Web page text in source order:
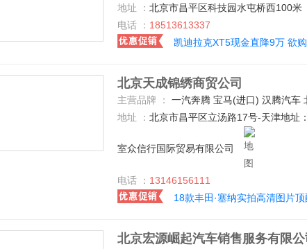
地址 ： 北京市昌平区科技园水屯桥西100米
电话 ： 18513613337
凯迪拉克XT5现金直降9万 欲
北京天成锦绣商贸公司
主营品牌 ：
一汽奔腾 宝马(进口) 汉腾汽车 北京汽车 林肯 GMC 红旗 华颂 玛莎拉蒂 保时捷 丰田(进口) 宝沃汽车 道奇(进口) 斯柯达 福特(进口) 南京依维柯 菲亚特(进口) 路虎 英菲尼迪 凯迪拉克(进口) 奔驰(进口) 上汽大通 奥迪(进口)
地址 ： 北京市昌平区立汤路17号-天津地址
室众信行国际贸易有限公司
电话 ： 13146156111
18款丰田·塞纳实拍高清图片
北京宏源崛起汽车销售服务有限公